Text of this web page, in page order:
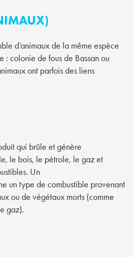
d’animaux de la même espèce
: colonie de fous de Bassan ou
ont parfois des liens
qui brûle et génère
le bois, le pétrole, le gaz et
Un
un type de combustible provenant
ou de végétaux morts (comme
gaz).